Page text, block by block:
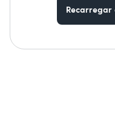
Bolsas e Mochilas
Chapéus e Bonés
Cintos